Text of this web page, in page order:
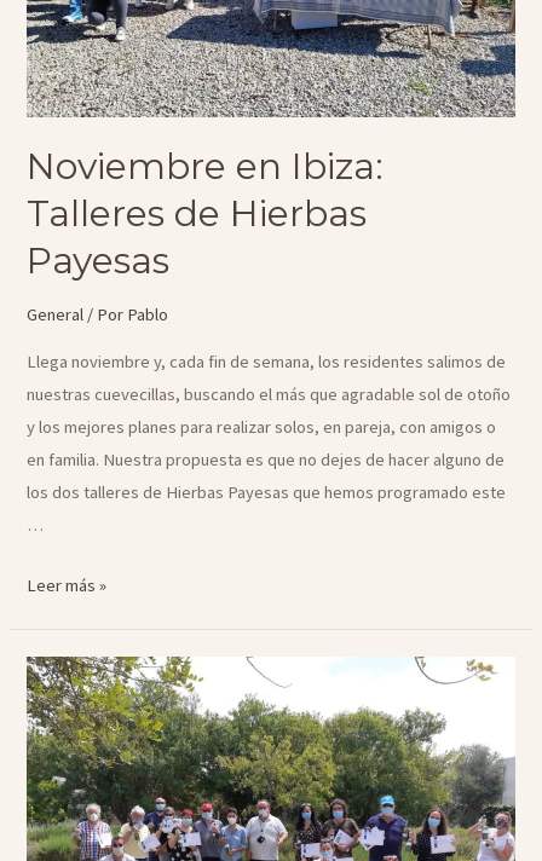
Noviembre en Ibiza:
Talleres de Hierbas
Payesas
General / Por Pablo
Llega noviembre y, cada fin de semana, los residentes salimos de
nuestras cuevecillas, buscando el más que agradable sol de otoño
y los mejores planes para realizar solos, en pareja, con amigos o
en familia. Nuestra propuesta es que no dejes de hacer alguno de
los dos talleres de Hierbas Payesas que hemos programado este
…
Noviembre
Talleres
de
Hierbas
Payesas
Leer más »